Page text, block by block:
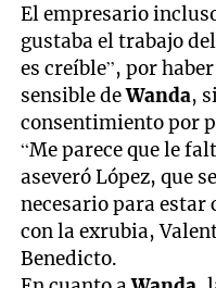
El empresario
gustaba el trabajo
es creíble”, por
sensible deWanda,
consentimiento por
“Me parece que le
aseveró López, que
necesario para estar
con la exrubia,
Benedicto.